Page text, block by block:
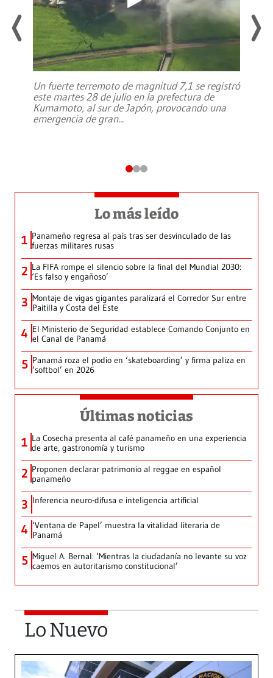
Un fuerte terremoto de magnitud 7,1 se registró
este martes 28 de julio en la prefectura de
Kumamoto, al sur de Japón, provocando una
emergencia de gran...
Lo más leído
1 Panameño regresa al país tras ser desvinculado de las
fuerzas militares rusas
2 La FIFA rompe el silencio sobre la final del Mundial 2030:
‘Es falso y engañoso’
3 Montaje de vigas gigantes paralizará el Corredor Sur entre
Paitilla y Costa del Este
4 El Ministerio de Seguridad establece Comando Conjunto en
el Canal de Panamá
5 Panamá roza el podio en ‘skateboarding’ y firma paliza en
‘softbol’ en 2026
Últimas noticias
1 La Cosecha presenta al café panameño en una experiencia
de arte, gastronomía y turismo
2 Proponen declarar patrimonio al reggae en español
panameño
3 Inferencia neuro-difusa e inteligencia artificial
4 ‘Ventana de Papel’ muestra la vitalidad literaria de
Panamá
5 Miguel A. Bernal: ‘Mientras la ciudadanía no levante su voz
caemos en autoritarismo constitucional’
Lo Nuevo